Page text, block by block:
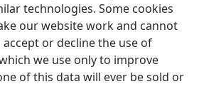
technologies. Some cookies
our website work and cannot
accept or decline the use of
we use only to improve
of this data will ever be sold or